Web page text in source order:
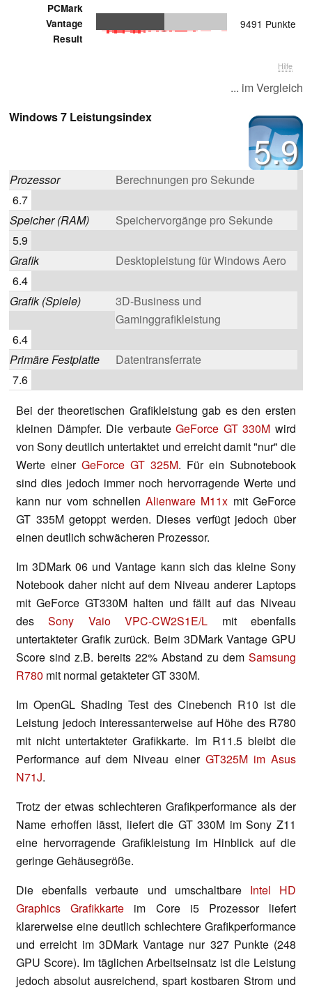
PCMark
Vantage
Result
9491 Punkte
Hilfe
... im Vergleich
5.9
Windows 7 Leistungsindex
Prozessor
Berechnungen pro Sekunde
6.7
Speicher (RAM)
Speichervorgänge pro Sekunde
5.9
Grafik
Desktopleistung für Windows Aero
6.4
Grafik (Spiele)
3D-Business und
Gaminggrafikleistung
6.4
Primäre Festplatte
Datentransferrate
7.6
Bei der theoretischen Grafikleistung gab es den ersten
kleinen Dämpfer. Die verbauteGeForce GT 330M wird
von Sony deutlich untertaktet und erreicht damit "nur" die
Werte einer GeForce GT 325M. Für ein Subnotebook
sind dies jedoch immer noch hervorragende Werte und
kann nur vom schnellenAlienware M11x mit GeForce
GT 335M getoppt werden. Dieses verfügt jedoch über
einen deutlich schwächeren Prozessor.
Im 3DMark 06 und Vantage kann sich das kleine Sony
Notebook daher nicht auf dem Niveau anderer Laptops
mit GeForce GT330M halten und fällt auf das Niveau
desSony Vaio VPC-CW2S1E/L mit ebenfalls
untertakteter Grafik zurück. Beim 3DMark Vantage GPU
Score sind z.B. bereits 22% Abstand zu dem Samsung
R780 mit normal getakteter GT 330M.
Im OpenGL Shading Test des Cinebench R10 ist die
Leistung jedoch interessanterweise auf Höhe des R780
mit nicht untertakteter Grafikkarte. Im R11.5 bleibt die
Performance auf dem Niveau einer GT325M im Asus
N71J.
Trotz der etwas schlechteren Grafikperformance als der
Name erhoffen lässt, liefert die GT 330M im Sony Z11
eine hervorragende Grafikleistung im Hinblick auf die
geringe Gehäusegröße.
Die ebenfalls verbaute und umschaltbare Intel HD
Graphics Grafikkarte im Core i5 Prozessor liefert
klarerweise eine deutlich schlechtere Grafikperformance
und erreicht im 3DMark Vantage nur 327 Punkte (248
GPU Score). Im täglichen Arbeitseinsatz ist die Leistung
jedoch absolut ausreichend, spart kostbaren Strom und